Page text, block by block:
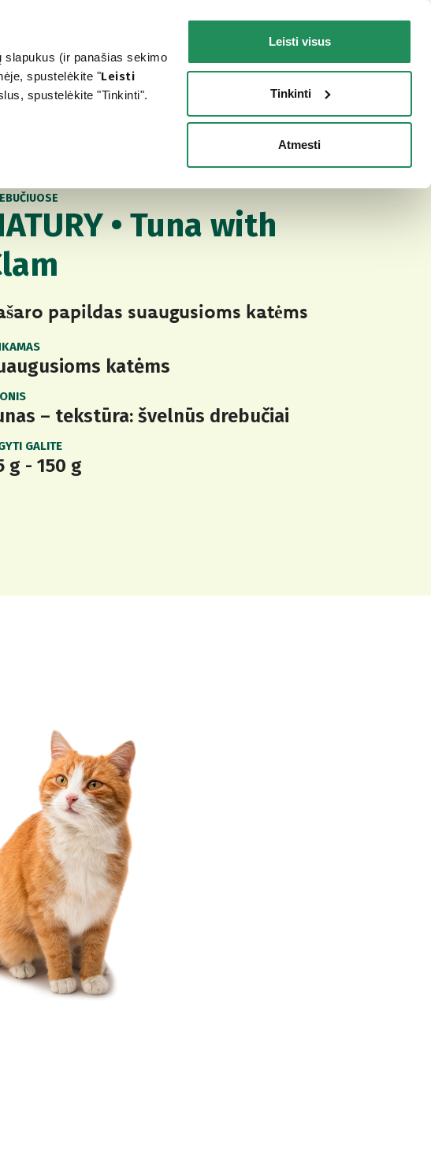
slapukus (ir panašias sekimo
spustelėkite "Leisti
spustelėkite "Tinkinti".
Leisti visus
Tinkinti
Atmesti
Susisiekite LT
JŪSŲ ŠUNIUI JŪSŲ KATEI KUR ĮSIGYTI?
• Tuna with
papildas suaugusioms katėms
katėms
– tekstūra: švelnūs drebučiai
GALITE
g - 150 g